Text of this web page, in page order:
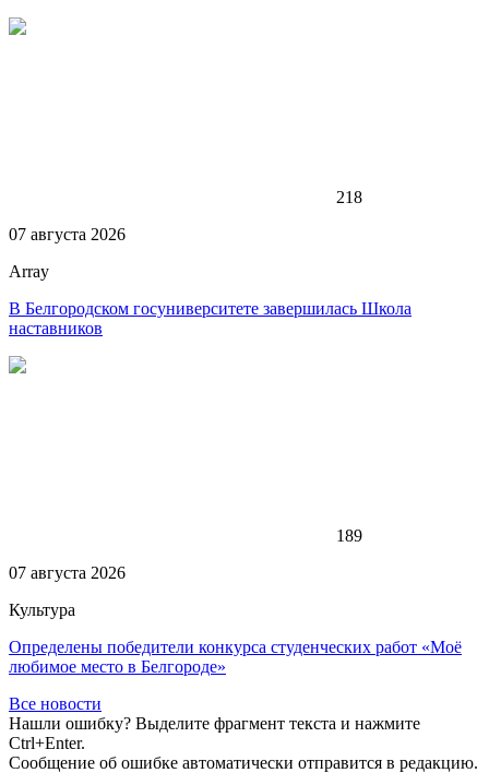
218
07 августа 2026
Array
В Белгородском госуниверситете завершилась Школа
наставников
189
07 августа 2026
Культура
Определены победители конкурса студенческих работ «Моё
любимое место в Белгороде»
Все новости
Нашли ошибку? Выделите фрагмент текста и нажмите
Ctrl+Enter.
Сообщение об ошибке автоматически отправится в редакцию.